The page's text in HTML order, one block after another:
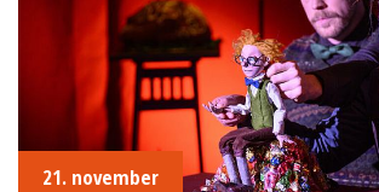
21. november